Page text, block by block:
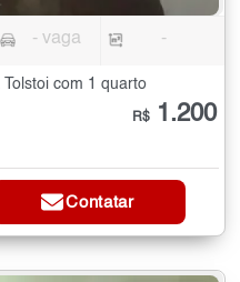
- vaga -
com 1 quarto
R$ 1.200
Contatar